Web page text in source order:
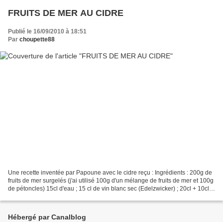
FRUITS DE MER AU CIDRE
Publié le 16/09/2010 à 18:51
Par choupette88
Une recette inventée par Papoune avec le cidre reçu : Ingrédients : 200g de
fruits de mer surgelés (j'ai utilisé 100g d'un mélange de fruits de mer et 100g
de pétoncles) 15cl d'eau ; 15 cl de vin blanc sec (Edelzwicker) ; 20cl + 10cl
Hébergé par Canalblog